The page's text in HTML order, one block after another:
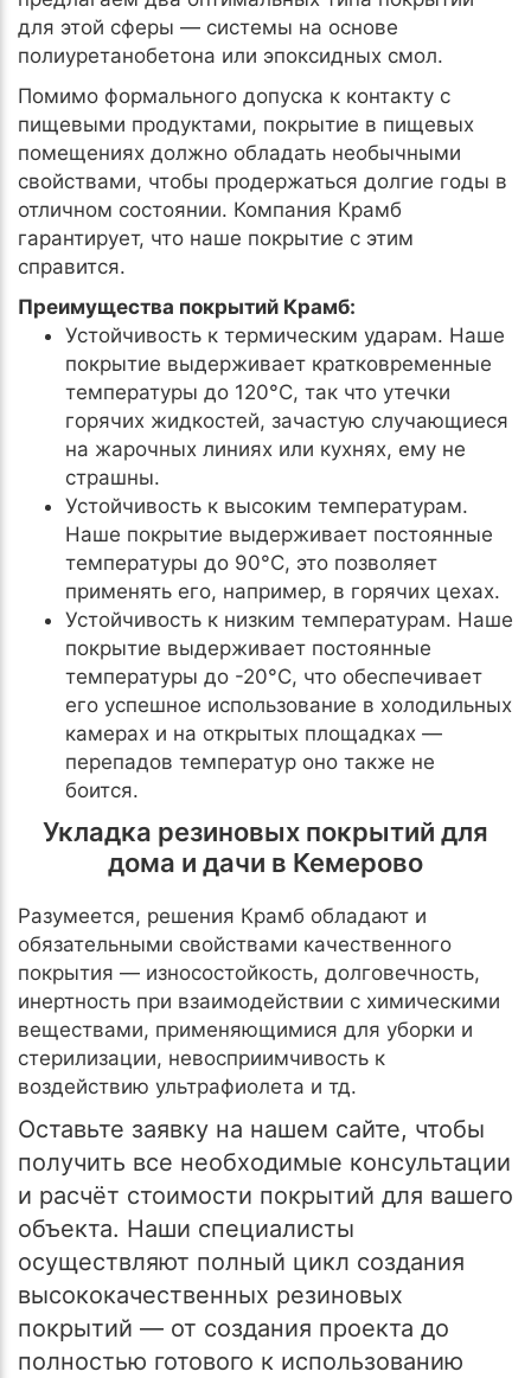
для этой сферы — системы на основе
полиуретанобетона или эпоксидных смол.
Помимо формального допуска к контакту с
пищевыми продуктами, покрытие в пищевых
помещениях должно обладать необычными
свойствами, чтобы продержаться долгие годы в
отличном состоянии. Компания Крамб
гарантирует, что наше покрытие с этим
справится.
Преимущества покрытий Крамб:
Устойчивость к термическим ударам. Наше
покрытие выдерживает кратковременные
температуры до 120°C, так что утечки
горячих жидкостей, зачастую случающиеся
на жарочных линиях или кухнях, ему не
страшны.
Устойчивость к высоким температурам.
Наше покрытие выдерживает постоянные
температуры до 90°C, это позволяет
применять его, например, в горячих цехах.
Устойчивость к низким температурам. Наше
покрытие выдерживает постоянные
температуры до -20°C, что обеспечивает
его успешное использование в холодильных
камерах и на открытых площадках —
перепадов температур оно также не
боится.
Укладка резиновых покрытий для
дома и дачи в Кемерово
Разумеется, решения Крамб обладают и
обязательными свойствами качественного
покрытия — износостойкость, долговечность,
инертность при взаимодействии с химическими
веществами, применяющимися для уборки и
стерилизации, невосприимчивость к
воздействию ультрафиолета и тд.
Оставьте заявку на нашем сайте, чтобы
получить все необходимые консультации
и расчёт стоимости покрытий для вашего
объекта. Наши специалисты
осуществляют полный цикл создания
высококачественных резиновых
покрытий — от создания проекта до
полностью готового к использованию